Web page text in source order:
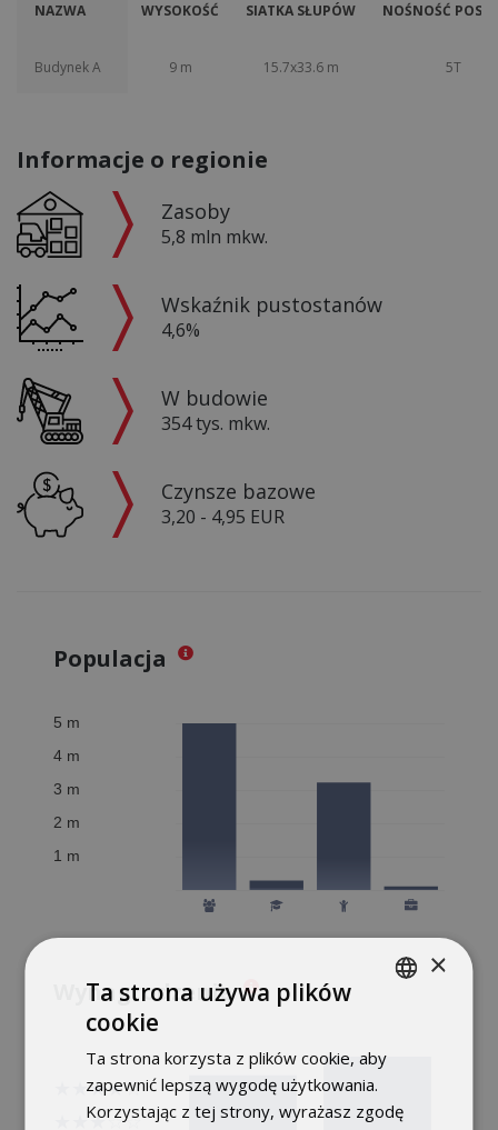
NAZWA WYSOKOŚĆ SIATKA SŁUPÓW NOŚNOŚĆ
Budynek A 9 m 15.7x33.6 m 5T
Informacje o regionie
Zasoby
5,8 mln mkw.
Wskaźnik pustostanów
4,6%
W budowie
354 tys. mkw.
Czynsze bazowe
3,20 - 4,95 EUR
Populacja
Wynagrodzenie
ENGLISH
×
Ta strona używa plików
cookie
Ta strona korzysta z plików cookie, aby
zapewnić lepszą wygodę użytkowania.
Korzystając z tej strony, wyrażasz zgodę